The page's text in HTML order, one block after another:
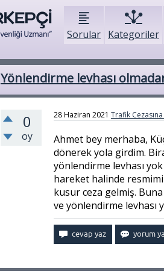
Sorular Kategoriler
Yönlendirme levhası
0
oy
28 Haziran 2021 Trafik
Ahmet bey merhaba,
dönerek yola girdim.
yönlendirme levhası
hareket halinde resmimi
kusur ceza gelmiş.
ve yönlendirme levhası